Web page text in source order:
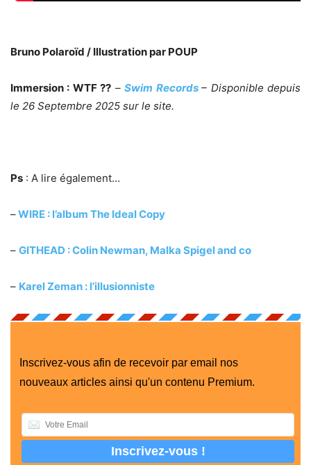
Bruno Polaroïd / Illustration par POUP
Immersion : WTF ?? –Swim Records – Disponible depuis
le 26 Septembre 2025 sur le site.
Ps : A lire également…
–WIRE : l’album The Ideal Copy
– GITHEAD : Colin Newman, Malka Spigel and co
– Karel Zeman : l’illusionniste
Inscrivez-vous afin de recevoir par email nos
nouveaux articles ainsi qu'un contenu Premium.